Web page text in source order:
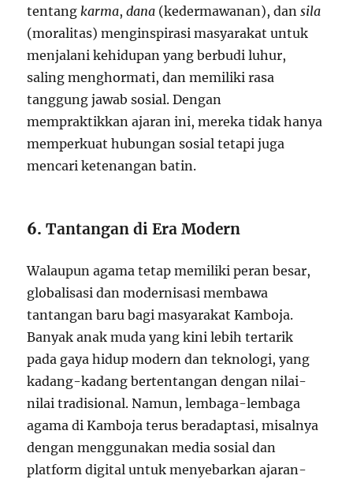
tentangkarma,dana (kedermawanan), dansila
(moralitas) menginspirasi masyarakat untuk
menjalani kehidupan yang berbudi luhur,
saling menghormati, dan memiliki rasa
tanggung jawab sosial. Dengan
mempraktikkan ajaran ini, mereka tidak hanya
memperkuat hubungan sosial tetapi juga
mencari ketenangan batin.
6.Tantangan di Era Modern
Walaupun agama tetap memiliki peran besar,
globalisasi dan modernisasi membawa
tantangan baru bagi masyarakat Kamboja.
Banyak anak muda yang kini lebih tertarik
pada gaya hidup modern dan teknologi, yang
kadang-kadang bertentangan dengan nilai-
nilai tradisional. Namun, lembaga-lembaga
agama di Kamboja terus beradaptasi, misalnya
dengan menggunakan media sosial dan
platform digital untuk menyebarkan ajaran-